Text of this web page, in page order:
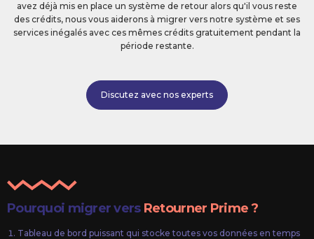
avez déjà mis en place un système de retour alors qu'il vous reste
des crédits, nous vous aiderons à migrer vers notre système et ses
services inégalés avec ces mêmes crédits gratuitement pendant la
période restante.
Discutez avec nos experts
Pourquoi migrer vers Retourner Prime ?
Tableau de bord puissant qui stocke toutes vos données en temps